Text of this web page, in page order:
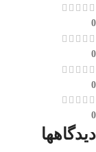
0
0
0
0
دیدگاهها